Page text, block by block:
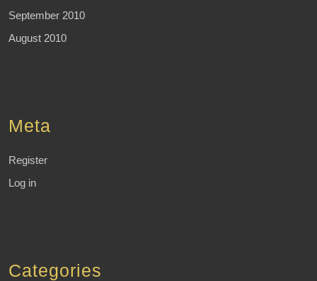
September 2010
August 2010
Meta
Register
Log in
Categories